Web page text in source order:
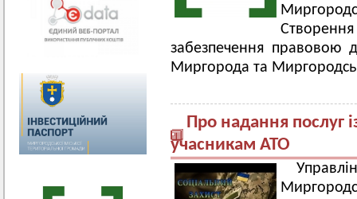
забезпечення правовою
Миргорода та
Про надання послуг
учасникам АТО